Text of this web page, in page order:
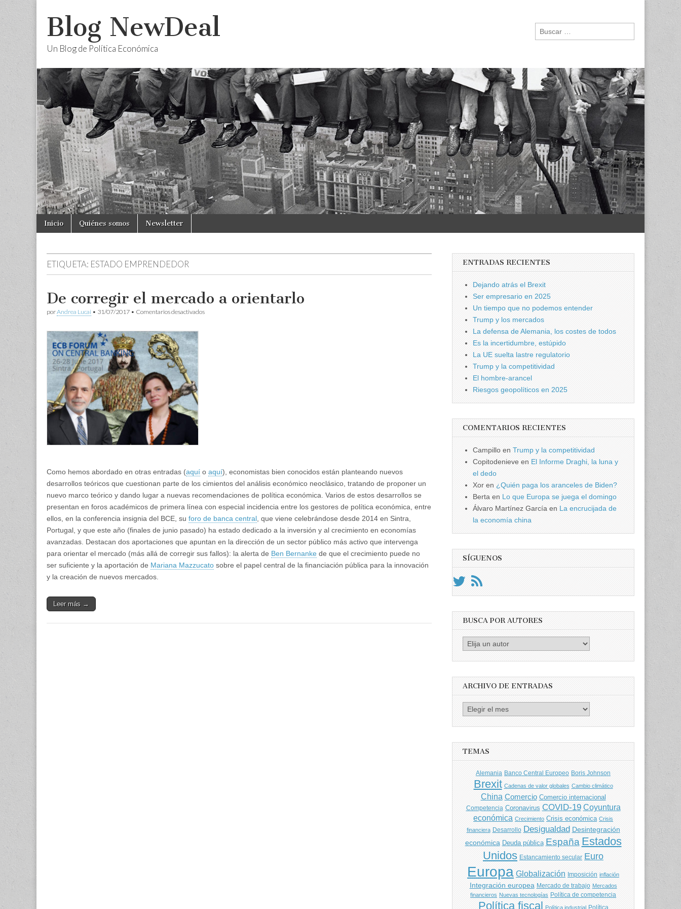
Blog NewDeal
Un Blog de Política Económica
Buscar:
Main
menu
Skip
Inicio Quiénes somos Newsletter
ETIQUETA: ESTADO EMPRENDEDOR
De corregir el mercado a orientarlo
porAndrea Lucai • 31/07/2017 • Comentarios desactivadosen
Como hemos abordado en otras entradas (aquí o aquí), economistas bien conocidos están planteando nuevos
desarrollos teóricos que cuestionan parte de los cimientos del análisis económico neoclásico, tratando de proponer un
nuevo marco teórico y dando lugar a nuevas recomendaciones de política económica. Varios de estos desarrollos se
presentan en foros académicos de primera línea con especial incidencia entre los gestores de política económica, entre
ellos, en la conferencia insignia del BCE, su foro de banca central , que viene celebrándose desde 2014 en Sintra,
Portugal, y que este año (finales de junio pasado) ha estado dedicado a la inversión y al crecimiento en economías
avanzadas. Destacan dos aportaciones que apuntan en la dirección de un sector público más activo que intervenga
para orientar el mercado (más allá de corregir sus fallos): la alerta de Ben Bernanke de que el crecimiento puede no
ser suficiente y la aportación de Mariana Mazzucato sobre el papel central de la financiación pública para la innovación
y la creación de nuevos mercados.
Leer más →
ENTRADAS RECIENTES
Dejando atrás el Brexit
Ser empresario en 2025
Un tiempo que no podemos entender
Trump y los mercados
La defensa de Alemania, los costes de todos
Es la incertidumbre, estúpido
La UE suelta lastre regulatorio
Trump y la competitividad
El hombre-arancel
Riesgos geopolíticos en 2025
COMENTARIOS RECIENTES
Campillo enTrump y la competitividad
Copitodenieve en El Informe Draghi, la luna y
el dedo
Xor en ¿Quién paga los aranceles de Biden?
Berta en Lo que Europa se juega el domingo
Álvaro Martínez García en La encrucijada de
la economía china
SÍGUENOS
BUSCA POR AUTORES
Busca
por
ARCHIVO DE ENTRADAS
Archivo
TEMAS
Alemania Banco Central Europeo Boris Johnson
Brexit Cadenas de valor globales Cambio climático
China Comercio Comercio internacional
Competencia Coronavirus COVID-19 Coyuntura
económica Crecimiento Crisis económica Crisis
financiera Desarrollo Desigualdad Desintegración
económica Deuda pública España Estados
Unidos Estancamiento secular Euro
Europa Globalización Imposición inflación
Integración europea Mercado de trabajo Mercados
financieros Nuevas tecnologías Política de competencia
Política fiscal Política industrial Política